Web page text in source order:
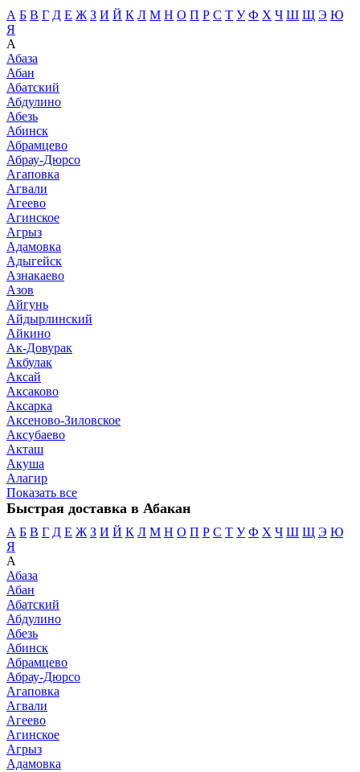
А Б В Г Д Е Ж З И Й К Л М Н О П Р С Т У Ф Х Ч Ш Щ Э Ю
Я
А
Абаза
Абан
Абатский
Абдулино
Абезь
Абинск
Абрамцево
Абрау-Дюрсо
Агаповка
Агвали
Агеево
Агинское
Агрыз
Адамовка
Адыгейск
Азнакаево
Азов
Айгунь
Айдырлинский
Айкино
Ак-Довурак
Акбулак
Аксай
Аксаково
Аксарка
Аксеново-Зиловское
Аксубаево
Акташ
Акуша
Алагир
Показать все
Быстрая доставка в Абакан
А Б В Г Д Е Ж З И Й К Л М Н О П Р С Т У Ф Х Ч Ш Щ Э Ю
Я
А
Абаза
Абан
Абатский
Абдулино
Абезь
Абинск
Абрамцево
Абрау-Дюрсо
Агаповка
Агвали
Агеево
Агинское
Агрыз
Адамовка